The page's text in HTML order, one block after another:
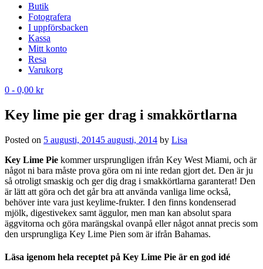
Butik
Fotografera
I uppförsbacken
Kassa
Mitt konto
Resa
Varukorg
0 - 0,00 kr
Key lime pie ger drag i smakkörtlarna
Posted on 5 augusti, 20145 augusti, 2014 by Lisa
Key Lime Pie kommer ursprungligen ifrån Key West Miami, och är
något ni bara måste prova göra om ni inte redan gjort det. Den är ju
så otroligt smaskig och ger dig drag i smakkörtlarna garanterat! Den
är lätt att göra och det går bra att använda vanliga lime också,
behöver inte vara just keylime-frukter. I den finns kondenserad
mjölk, digestivekex samt äggulor, men man kan absolut spara
äggvitorna och göra marängskal ovanpå eller något annat precis som
den ursprungliga Key Lime Pien som är ifrån Bahamas.
Läsa igenom hela receptet på Key Lime Pie är en god idé